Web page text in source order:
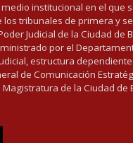
medio institucional en el que
los tribunales de primera y
Judicial de la Ciudad de
por el
estructura
de Comunicación
de la Ciudad de